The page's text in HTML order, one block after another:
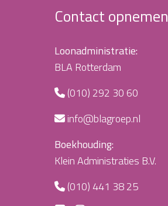
Contact opnemen
Loonadministratie:
BLA Rotterdam
(010) 292 30 60
info@blagroep.nl
Boekhouding:
Klein Administraties B.V.
(010) 441 38 25